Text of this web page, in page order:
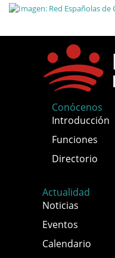
Conócenos
Introducción
Funciones
Directorio
Actualidad
Noticias
Eventos
Calendario